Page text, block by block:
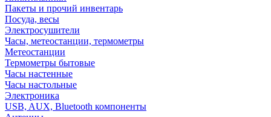
Пакеты и прочий инвентарь
Посуда, весы
Электросушители
Часы, метеостанции, термометры
Метеостанции
Термометры бытовые
Часы настенные
Часы настольные
Электроника
USB, AUX, Bluetooth компоненты